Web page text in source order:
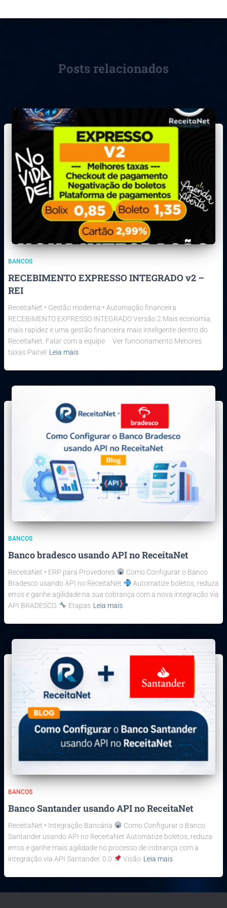
Posts relacionados
BANCOS
RECEBIMENTO EXPRESSO INTEGRADO v2 –
REI
ReceitaNet • Gestão moderna • Automação financeira
RECEBIMENTO EXPRESSO INTEGRADO Versão 2 Mais economia,
mais rapidez e uma gestão financeira mais inteligente dentro do
ReceitaNet. Falar com a equipe Ver funcionamento Menores
taxas Painel Leia mais
BANCOS
Banco bradesco usando API no ReceitaNet
ReceitaNet • ERP para Provedores
Como Configurar o Banco
Bradesco usando API no ReceitaNet
Automatize boletos, reduza
erros e ganhe agilidade na sua cobrança com a nova integração via
API BRADESCO.
Etapas Leia mais
BANCOS
Banco Santander usando API no ReceitaNet
ReceitaNet • Integração Bancária
Como Configurar o Banco
Santander usando API no ReceitaNet Automatize boletos, reduza
erros e ganhe mais agilidade no processo de cobrança com a
integração via API Santander. 0.0
Visão Leia mais